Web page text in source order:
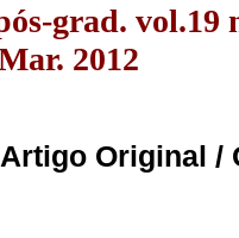
grad. vol.19
2012
Artigo Original /